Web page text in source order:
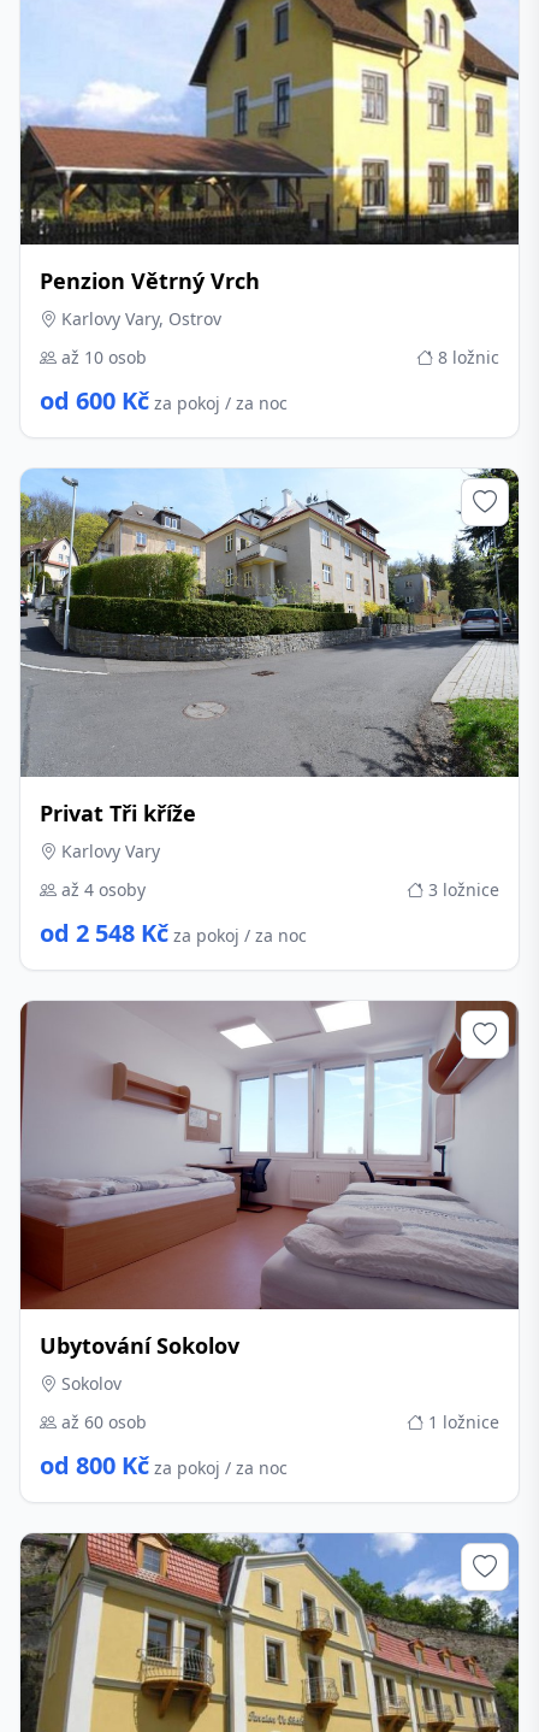
Penzion Větrný Vrch
Karlovy Vary, Ostrov
až 10 osob
8 ložnic
od 600 Kč za pokoj / za noc
Privat Tři kříže
Karlovy Vary
až 4 osoby
3 ložnice
od 2 548 Kč za pokoj / za noc
Ubytování Sokolov
Sokolov
až 60 osob
1 ložnice
od 800 Kč za pokoj / za noc